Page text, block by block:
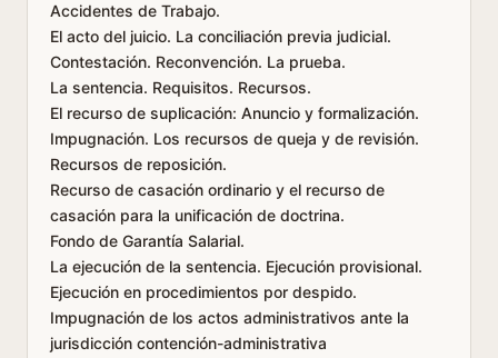
Accidentes de Trabajo.
El acto del juicio. La conciliación previa judicial.
Contestación. Reconvención. La prueba.
La sentencia. Requisitos. Recursos.
El recurso de suplicación: Anuncio y formalización.
Impugnación. Los recursos de queja y de revisión.
Recursos de reposición.
Recurso de casación ordinario y el recurso de
casación para la unificación de doctrina.
Fondo de Garantía Salarial.
La ejecución de la sentencia. Ejecución provisional.
Ejecución en procedimientos por despido.
Impugnación de los actos administrativos ante la
jurisdicción contención-administrativa